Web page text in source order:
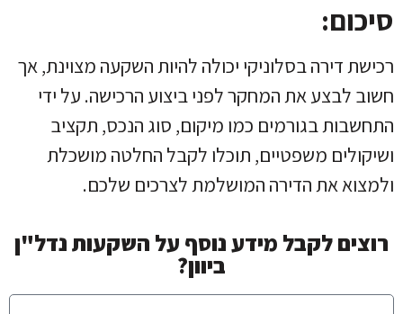
סיכום:
רכישת דירה בסלוניקי יכולה להיות השקעה מצוינת, אך
חשוב לבצע את המחקר לפני ביצוע הרכישה. על ידי
התחשבות בגורמים כמו מיקום, סוג הנכס, תקציב
ושיקולים משפטיים, תוכלו לקבל החלטה מושכלת
ולמצוא את הדירה המושלמת לצרכים שלכם.
רוצים לקבל מידע נוסף על השקעות נדל"ן
ביוון?